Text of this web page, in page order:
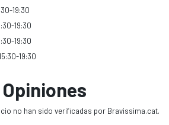
19:30
19:30
19:30
19:30
no han sido verificadas por Bravissima.cat.